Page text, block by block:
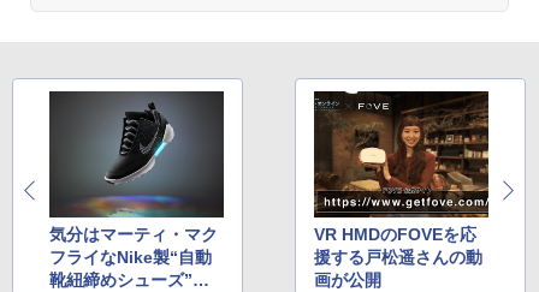
付】 【電子書籍】[ 深山じお ]
楽譜 吹奏楽J−POP 好きすぎて滅！〔Gra
de 3〕／M！LK【沖縄・離島以外送料無
料】
【2026年アップグレード版】AOKIMI ワイヤ
レスイヤホン bluetooth イヤホン V12 小型
軽量 ブルートゥースHi-Fi 最大36時間再生 ぶ
るーとゅーす コードレス ENCノイズキャン
セリング 自動ペアリング Type-C充電 マイク
￥250
On My Road (Stadium ver.)
￥250
by Amazon 炭酸水 ラベルレス 500ml ×24本
強炭酸水 ペットボトル 500ミリリットル (Sm
art Basic)
HUNTER×HUNTER モノクロ版 39 (ジャンプ
コミックスDIGITAL)
￥572
気分はマーティ・マク
フライなNike製“自動
靴紐締めシューズ”が1
VR HMDのFOVEを応
援する戸松遥さんの動
画が公開